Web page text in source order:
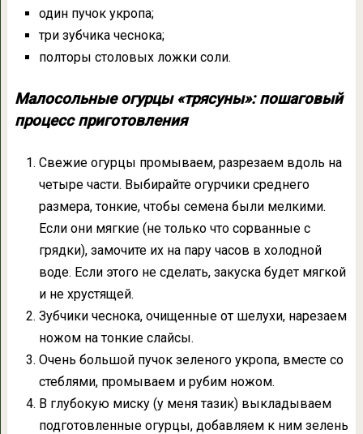
один пучок укропа;
три зубчика чеснока;
полторы столовых ложки соли.
Малосольные огурцы «трясуны»: пошаговый
процесс приготовления
Свежие огурцы промываем, разрезаем вдоль на
четыре части. Выбирайте огурчики среднего
размера, тонкие, чтобы семена были мелкими.
Если они мягкие (не только что сорванные с
грядки), замочите их на пару часов в холодной
воде. Если этого не сделать, закуска будет мягкой
и не хрустящей.
Зубчики чеснока, очищенные от шелухи, нарезаем
ножом на тонкие слайсы.
Очень большой пучок зеленого укропа, вместе со
стеблями, промываем и рубим ножом.
В глубокую миску (у меня тазик) выкладываем
подготовленные огурцы, добавляем к ним зелень